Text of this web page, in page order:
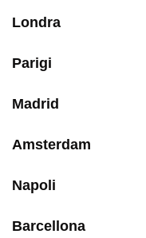
Londra
Parigi
Madrid
Amsterdam
Napoli
Barcellona